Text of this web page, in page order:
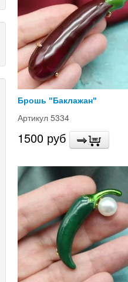
Брошь "Баклажан"
Артикул 5334
1500 руб